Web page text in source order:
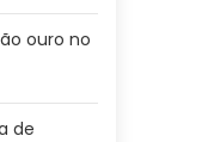
ouro no
de